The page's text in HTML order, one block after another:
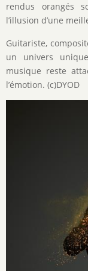
rendus orangés
l’illusion d’une
Guitariste,
un univers
musique reste
l’émotion. (c)DYOD